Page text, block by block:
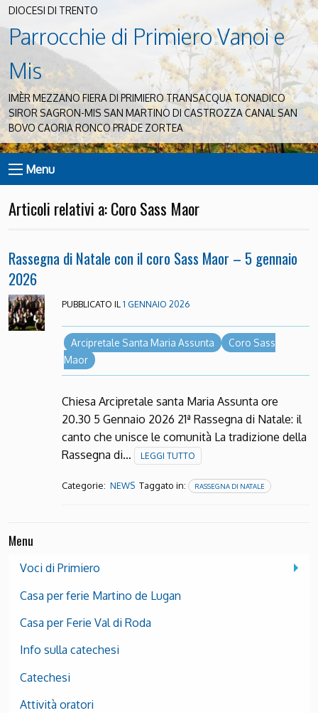
DIOCESI DI TRENTO
Parrocchie di Primiero Vanoi e
Mis
IMÈR MEZZANO FIERA DI PRIMIERO TRANSACQUA TONADICO
SIROR SAGRON-MIS SAN MARTINO DI CASTROZZA CANAL SAN
BOVO CAORIA RONCO PRADE ZORTEA
Menu
Articoli relativi a: Coro Sass Maor
Rassegna di Natale con il coro Sass Maor – 5 gennaio
2026
PUBBLICATO IL1 GENNAIO 2026
Arcipretale Santa Maria Assunta
Coro Sass
Maor
Chiesa Arcipretale santa Maria Assunta ore
20.30 5 Gennaio 2026 21ª Rassegna di Natale: il
canto che unisce le comunità La tradizione della
Rassegna di…
LEGGI TUTTO
Categorie: NEWS Taggato in: RASSEGNA DI NATALE
Menu
Voci di Primiero
Casa per ferie Martino de Lugan
Casa per Ferie Val di Roda
Info sulla catechesi
Catechesi
Attività oratori